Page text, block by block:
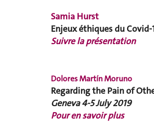
Samia Hurst
Enjeux éthiques du
Suivre la présentation
Dolores Martín Moruno
Regarding the Pain of
Geneva 4-5 July 2019
Pour en savoir plus